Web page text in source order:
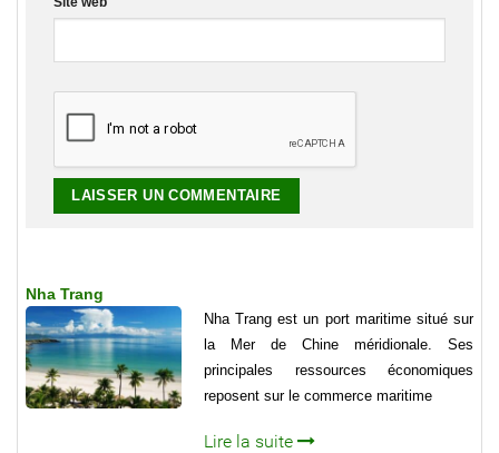
Nha Trang
Nha Trang est un port maritime situé sur
la Mer de Chine méridionale. Ses
principales ressources économiques
reposent sur le commerce maritime
Lire la suite